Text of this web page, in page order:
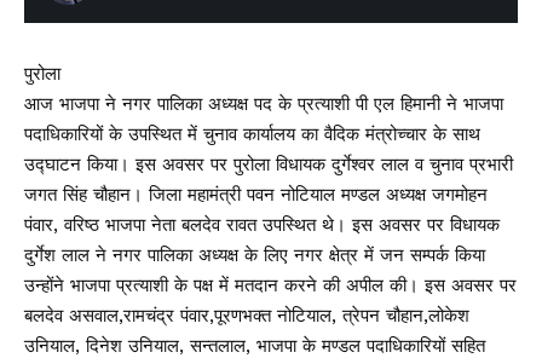
पुरोला
आज भाजपा ने नगर पालिका अध्यक्ष पद के प्रत्याशी पी एल हिमानी ने भाजपा
पदाधिकारियों के उपस्थित में चुनाव कार्यालय का वैदिक मंत्रोच्चार के साथ
उद्घाटन किया। इस अवसर पर पुरोला विधायक दुर्गेश्वर लाल व चुनाव प्रभारी
जगत सिंह चौहान। जिला महामंत्री पवन नोटियाल मण्डल अध्यक्ष जगमोहन
पंवार, वरिष्ठ भाजपा नेता बलदेव रावत उपस्थित थे। इस अवसर पर विधायक
दुर्गेश लाल ने नगर पालिका अध्यक्ष के लिए नगर क्षेत्र में जन सम्पर्क किया
उन्होंने भाजपा प्रत्याशी के पक्ष में मतदान करने की अपील की। इस अवसर पर
बलदेव असवाल,रामचंद्र पंवार,पूरणभक्त नोटियाल, त्रेपन चौहान,लोकेश
उनियाल, दिनेश उनियाल, सन्तलाल, भाजपा के मण्डल पदाधिकारियों सहित